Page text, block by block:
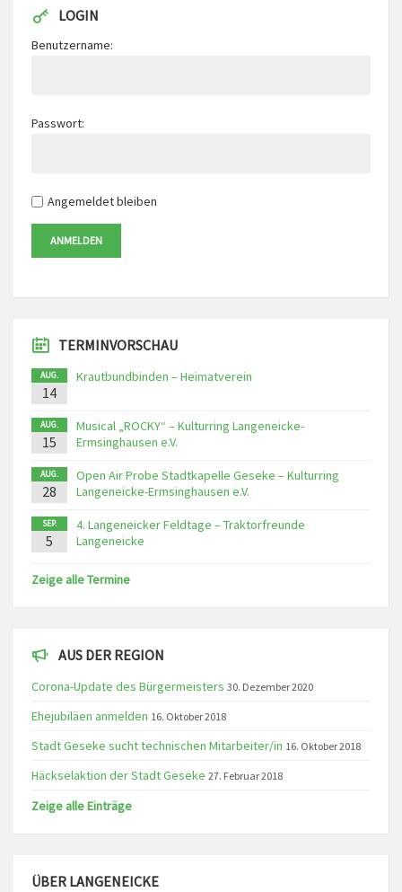
LOGIN
Benutzername:
Passwort:
Angemeldet bleiben
ANMELDEN
TERMINVORSCHAU
AUG.
14
Krautbundbinden – Heimatverein
AUG.
15
Musical „ROCKY“ – Kulturring Langeneicke-
Ermsinghausen e.V.
AUG.
28
Open Air Probe Stadtkapelle Geseke – Kulturring
Langeneicke-Ermsinghausen e.V.
SEP.
5
4. Langeneicker Feldtage – Traktorfreunde
Langeneicke
Zeige alle Termine
AUS DER REGION
Corona-Update des Bürgermeisters 30. Dezember 2020
Ehejubiläen anmelden 16. Oktober 2018
Stadt Geseke sucht technischen Mitarbeiter/in 16. Oktober 2018
Häckselaktion der Stadt Geseke 27. Februar 2018
Zeige alle Einträge
ÜBER LANGENEICKE